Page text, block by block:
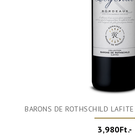
BARONS DE ROTHSCHILD
3,980Ft.-